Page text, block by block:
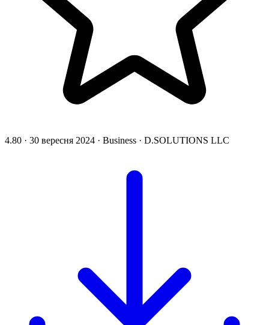
4.80 · 30 вересня 2024 · Business · D.SOLUTIONS LLC